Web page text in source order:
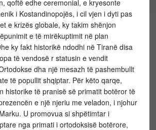
qoftë edhe ceremonial, e kryesonte
i Kostandinopojës, i cil vjen i dyti pas
e krizës globale, ky takim shënjon
e të mirëkuptimit në plan
ky fakt historikë ndodhi në Tiranë disa
të vendosë r statusin e vendit
dha një mesazh të pashembullt
të popullit shqiptar. Për këto qarqe,
historike të pranisë së primatit botëror të
e një njeriu me veladon, i njohur
U promovua si shpëtimtar i
nga primati i ortodoksisë botërore,